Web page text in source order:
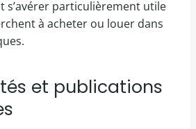
s’avérer particulièrement utile
à acheter ou louer dans
et publications